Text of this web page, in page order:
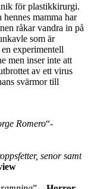
för plastikkirurgi.
mamma har
råkar vandra in på
som är
experimentell
men inser inte att
av ett virus
svärmor till
Romero“-
senor samt